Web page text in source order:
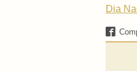
Dia